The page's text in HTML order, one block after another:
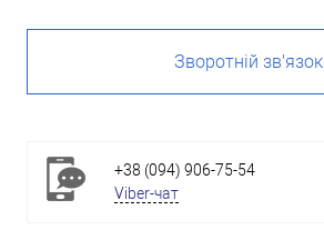
Зворотній зв'язок
+38 (094) 906-75-54
Viber-чат